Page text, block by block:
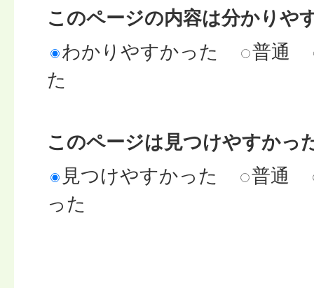
このページの内容は分かりや
わかりやすかった
普通
た
このページは見つけやすかっ
見つけやすかった
普通
った